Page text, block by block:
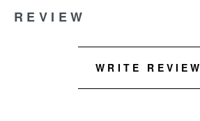
REVIEW
WRITE REVIEW